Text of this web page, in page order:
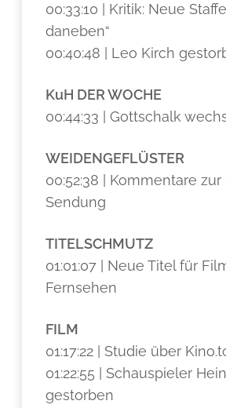
00:33:10 | Kritik: Neue
daneben“
00:40:48 | Leo Kirch
KuH DER WOCHE
00:44:33 | Gottschalk
WEIDENGEFLÜSTER
00:52:38 | Kommentare
Sendung
TITELSCHMUTZ
01:01:07 | Neue Titel für
Fernsehen
FILM
01:17:22 | Studie über
01:22:55 | Schauspieler
gestorben